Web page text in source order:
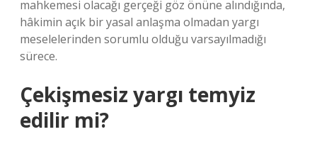
mahkemesi olacağı gerçeği göz önüne alındığında,
hâkimin açık bir yasal anlaşma olmadan yargı
meselelerinden sorumlu olduğu varsayılmadığı
sürece.
Çekişmesiz yargı temyiz
edilir mi?